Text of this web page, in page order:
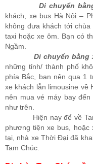
Di chuyển
khách, xe bus Hà Nội –
không đưa khách tới
taxi hoặc xe ôm. Bạn có
Ngầm.
Di chuyển bằng
những tỉnh/ thành phố
phía Bắc, bạn nên qua 1
xe khách lẫn limousine về
nên mua vé máy bay
như trên.
Hiện nay để về Tam
phương tiện xe bus, hoặc
tại, nhà xe Thời Đại đã
Tam Chúc.